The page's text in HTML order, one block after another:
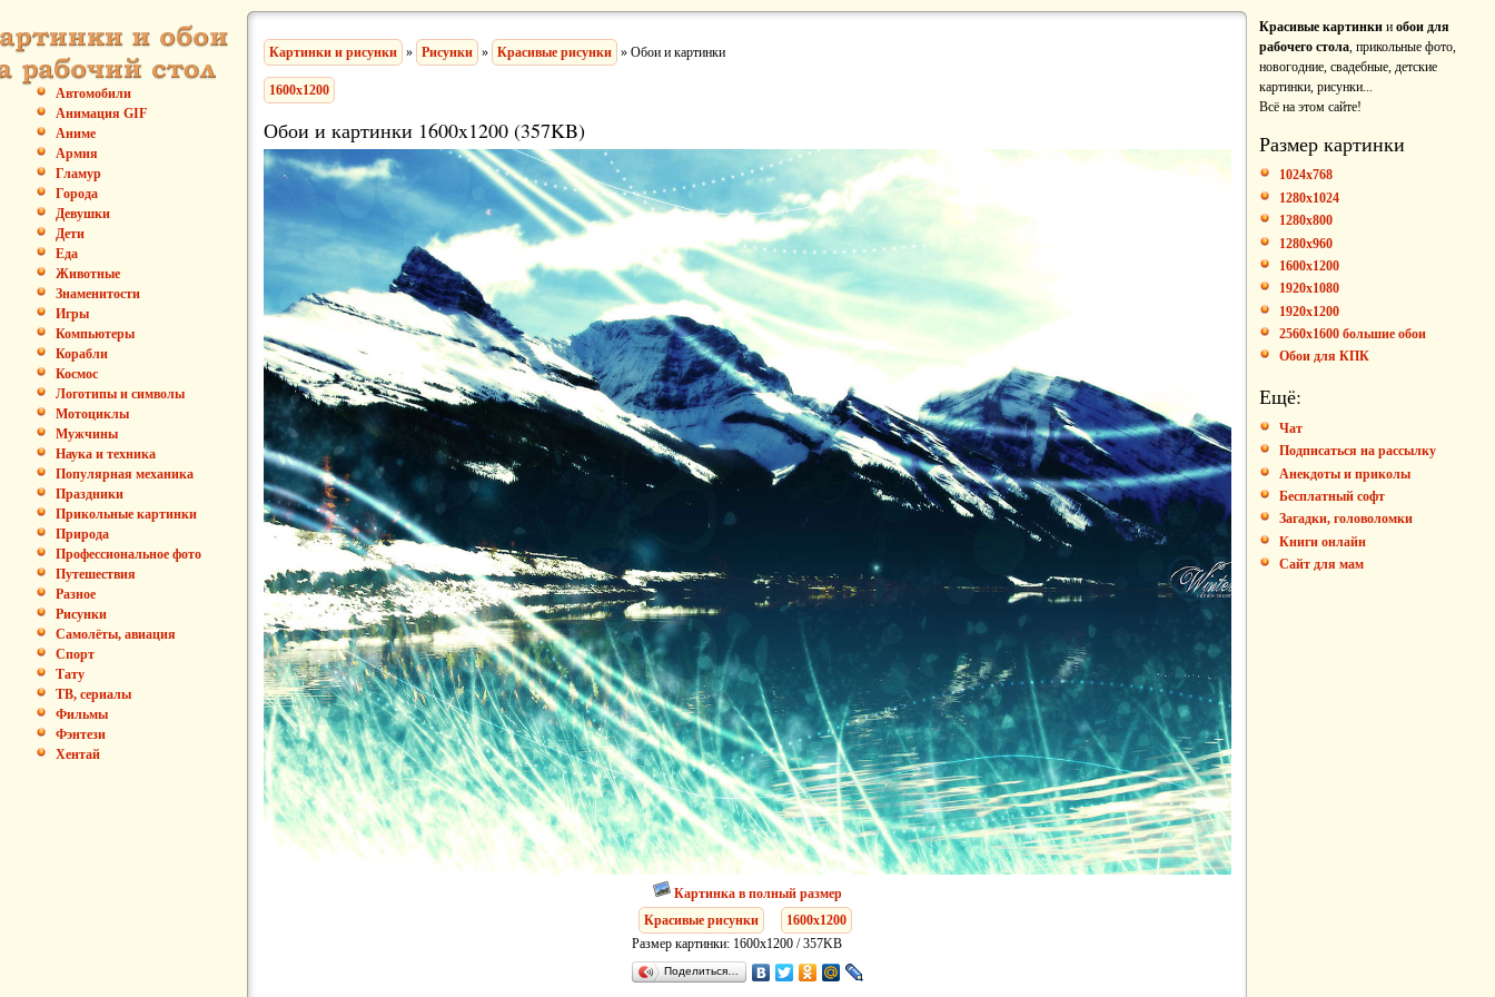
Автомобили
Анимация GIF
Аниме
Армия
Гламур
Города
Девушки
Дети
Еда
Животные
Знаменитости
Игры
Компьютеры
Корабли
Космос
Логотипы и символы
Мотоциклы
Мужчины
Наука и техника
Популярная механика
Праздники
Прикольные картинки
Природа
Профессиональное фото
Путешествия
Разное
Рисунки
Самолёты, авиация
Спорт
Тату
ТВ, сериалы
Фильмы
Фэнтези
Хентай
Картинки и рисунки » Рисунки » Красивые рисунки » Обои и картинки
1600x1200
Обои и картинки 1600x1200 (357KB)
Картинка в полный размер
Красивые рисунки
1600x1200
Размер картинки: 1600x1200 / 357KB
Поделиться…
Красивые картинки и обои для
рабочего стола, прикольные фото,
новогодние, свадебные, детские
картинки, рисунки...
Всё на этом сайте!
Размер картинки
1024x768
1280x1024
1280x800
1280x960
1600x1200
1920x1080
1920x1200
2560x1600 большие обои
Обои для КПК
Ещё:
Чат
Подписаться на рассылку
Анекдоты и приколы
Бесплатный софт
Загадки, головоломки
Книги онлайн
Сайт для мам